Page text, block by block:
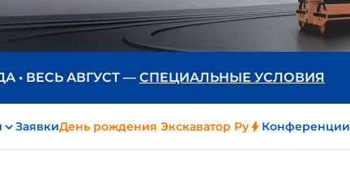
• ВЕСЬ АВГУСТ — СПЕЦИАЛЬНЫЕ УСЛОВИЯ
ЗаявкиДень рождения Экскаватор Ру Конференции